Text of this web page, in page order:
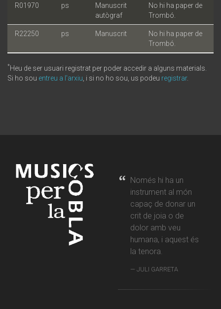
R01970 ps
Manuscrit
autògraf
No hi ha paper de
Trombó.
R22250 ps Manuscrit
No hi ha paper de
Trombó.
*Heu de ser usuari registrat per poder accedir a alguns materials.
Si ho sou entreu a l'arxiu , i si no ho sou, us podeu registrar.
Només hi ha un
instrument al món
capaç de donar un
crit de joia o de
dolor amb veu
humana, i aquest és
la tenora.
JULI GARRETA